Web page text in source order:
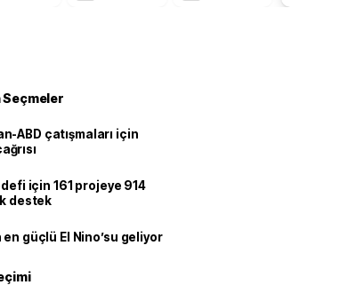
ABD çatışmaları için
için 161 projeye 914
destek
en güçlü El Nino’su geliyor